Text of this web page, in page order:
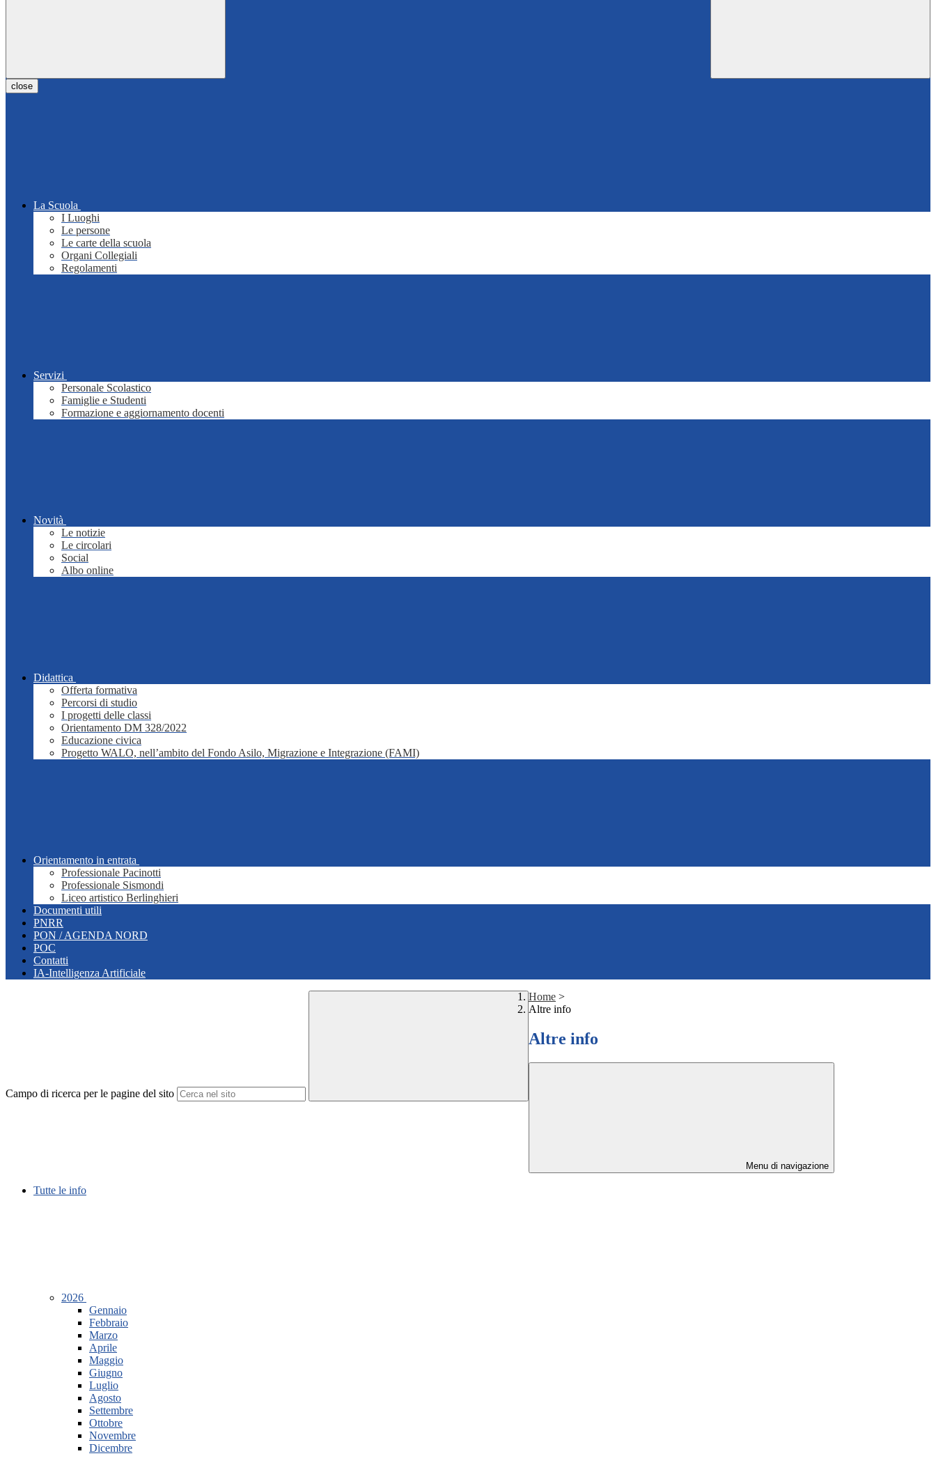
close
La Scuola
I Luoghi
Le persone
Le carte della scuola
Organi Collegiali
Regolamenti
Servizi
Personale Scolastico
Famiglie e Studenti
Formazione e aggiornamento docenti
Novità
Le notizie
Le circolari
Social
Albo online
Didattica
Offerta formativa
Percorsi di studio
I progetti delle classi
Orientamento DM 328/2022
Educazione civica
Progetto WALO, nell’ambito del Fondo Asilo, Migrazione e Integrazione (FAMI)
Orientamento in entrata
Professionale Pacinotti
Professionale Sismondi
Liceo artistico Berlinghieri
Documenti utili
PNRR
PON / AGENDA NORD
POC
Contatti
IA-Intelligenza Artificiale
Campo di ricerca per le pagine del sito
Home >
Altre info
Altre info
Menu di navigazione
Tutte le info
2026
Gennaio
Febbraio
Marzo
Aprile
Maggio
Giugno
Luglio
Agosto
Settembre
Ottobre
Novembre
Dicembre